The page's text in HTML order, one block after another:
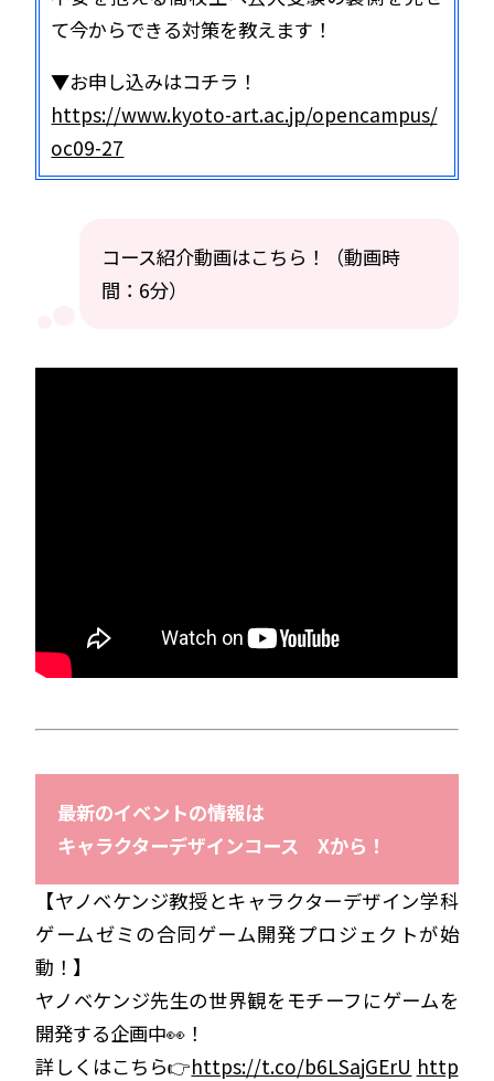
て今からできる対策を教えます！
▼お申し込みはコチラ！
https://www.kyoto-art.ac.jp/opencampus/
oc09-27
コース紹介動画はこちら！（動画時
間：6分）
最新のイベントの情報は
キャラクターデザインコース Xから！
【ヤノベケンジ教授とキャラクターデザイン学科
ゲームゼミの合同ゲーム開発プロジェクトが始
動！】
ヤノベケンジ先生の世界観をモチーフにゲームを
開発する企画中👀！
詳しくはこちら👉https://t.co/b6LSajGErU http